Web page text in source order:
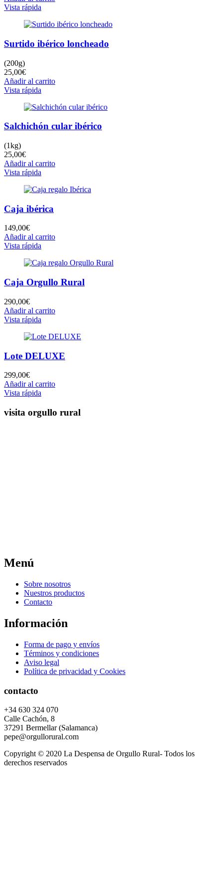
Vista rápida
Surtido ibérico loncheado
(200g)
25,00€
Añadir al carrito
Vista rápida
Salchichón cular ibérico
(1kg)
25,00€
Añadir al carrito
Vista rápida
Caja ibérica
149,00€
Añadir al carrito
Vista rápida
Caja Orgullo Rural
290,00€
Añadir al carrito
Vista rápida
Lote DELUXE
299,00€
Añadir al carrito
Vista rápida
visita orgullo rural
Menú
Sobre nosotros
Nuestros productos
Contacto
Información
Forma de pago y envíos
Términos y condiciones
Aviso legal
Política de privacidad y Cookies
contacto
+34 630 324 070
Calle Cachón, 8
37291 Bermellar (Salamanca)
pepe@orgullorural.com
Copyright © 2020 La Despensa de Orgullo Rural- Todos los
derechos reservados